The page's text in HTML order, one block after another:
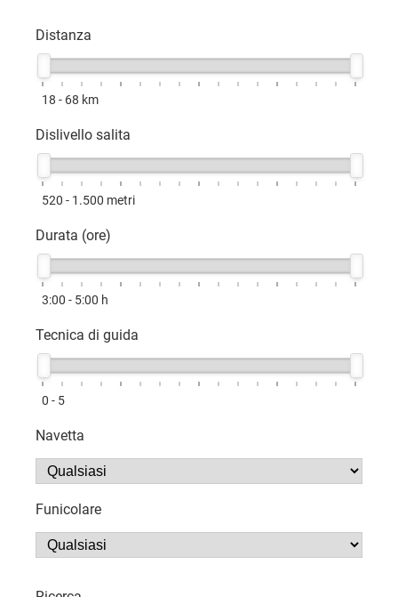
Distanza
18 - 68 km
Dislivello salita
520 - 1.500 metri
Durata (ore)
3:00 - 5:00 h
Tecnica di guida
0 - 5
Navetta
Funicolare